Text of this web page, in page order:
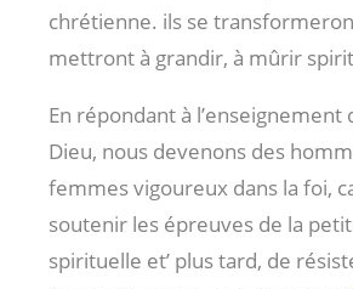
chrétienne. ils se
mettront à grandir, à mûrir
En répondant à l’enseignement
Dieu, nous devenons des
femmes vigoureux dans la foi,
soutenir les épreuves de la
spirituelle et’ plus tard, de